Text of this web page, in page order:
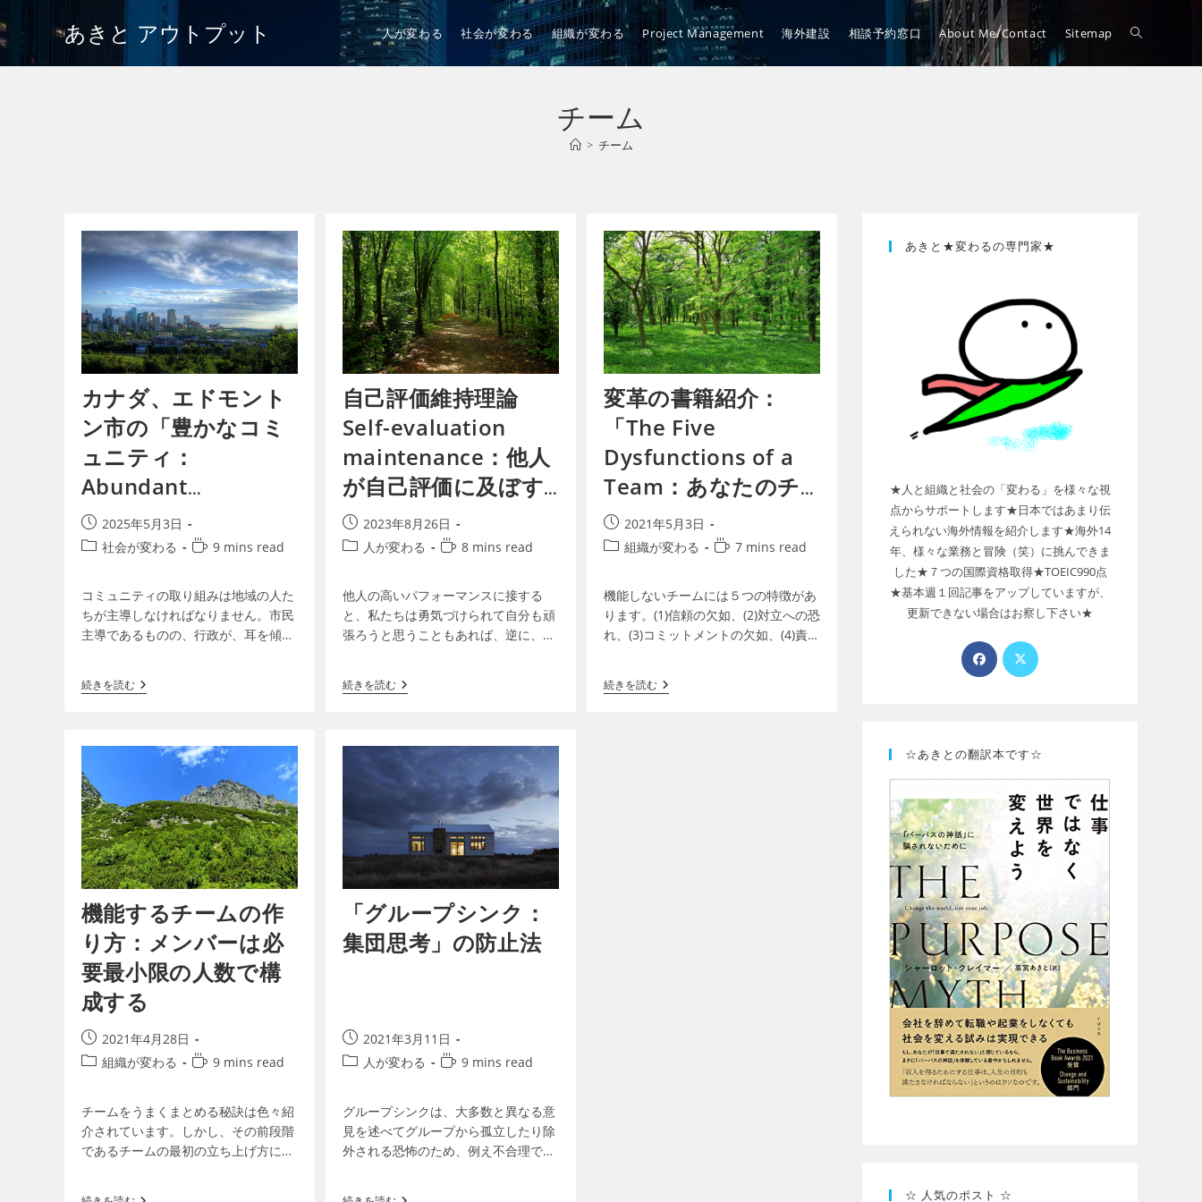
あきと アウトプット 人が変わる 社会が変わる 組織が変わる Project Management 海外建設 相談予約窓口 About Me/Contact Sitemap
チーム
> チーム
カナダ、エドモント
ン市の「豊かなコミ
ュニティ：
Abundant
Community」
2025年5月3日
社会が変わる
9 mins read
コミュニティの取り組みは地域の人た
ちが主導しなければなりません。市民
主導であるものの、行政が、耳を傾
プルにすることです。大切なのは活…
続きを読む
自己評価維持理論
Self-evaluation
maintenance：他人
が自己評価に及ぼす
影響2023年8月26日
人が変わる
8 mins read
他人の高いパフォーマンスに接する
と、私たちは勇気づけられて自分も頑
張ろうと思うこともあれば、逆に、そ
分の関係性と、そのパフォーマンス…
続きを読む
変革の書籍紹介：
「The Five
Dysfunctions of a
Team：あなたのチ
ームは機能していま
すか？」
2021年5月3日
組織が変わる
7 mins read
機能しないチームには５つの特徴があ
ります。(1)信頼の欠如、(2)対立への恐
れ、(3)コミットメントの欠如、(4)責任
機…
続きを読む
機能するチームの作
り方：メンバーは必
要最小限の人数で構
成する
2021年4月28日
組織が変わる
9 mins read
チームをうまくまとめる秘訣は色々紹
介されています。しかし、その前段階
であるチームの最初の立ち上げ方に配
「グループシンク：
集団思考」の防止法
2021年3月11日
人が変わる
9 mins read
グループシンクは、大多数と異なる意
見を述べてグループから孤立したり除
外される恐怖のため、例え不合理であ
あきと★変わるの専門家★
★人と組織と社会の「変わる」を様々な視
点からサポートします★日本ではあまり伝
えられない海外情報を紹介します★海外14
年、様々な業務と冒険（笑）に挑んできま
した★７つの国際資格取得★TOEIC990点
★基本週１回記事をアップしていますが、
更新できない場合はお察し下さい★
☆あきとの翻訳本です☆
☆ 人気のポスト ☆